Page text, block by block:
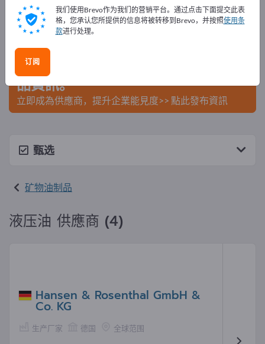
在Exportpages免費刊登廣告！
在Exportpages上發布您的公司與產
品資訊。
立即成為供應商，提升企業能見度>> 點此發布資訊
甄选
矿物油制品
液压油 供應商 (4)
Hansen & Rosenthal GmbH &
Co. KG
生产厂家 德国 全球范围
我们使用Brevo作为我们的营销平台。通过点击下面提交此表
格，您承认您所提供的信息将被转移到Brevo，并按照使用条
款进行处理。
订阅